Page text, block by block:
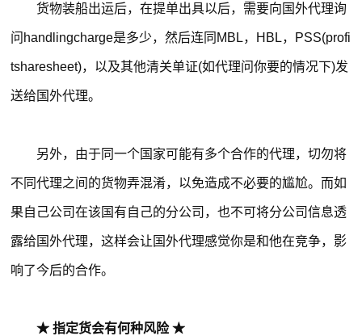
货物装船出运后，在提单出具以后，需要向国外代理询
问handlingcharge是多少，然后连同MBL，HBL，PSS(profi
tsharesheet)，以及其他清关单证(如代理问你要的情况下)发
送给国外代理。
另外，由于同一个国家可能有多个合作的代理，切勿将
不同代理之间的货物弄混淆，以免造成不必要的尴尬。而如
果自己公司在该国有自己的分公司，也不可将分公司信息透
露给国外代理，这样会让国外代理感觉你是和他在竞争，影
响了今后的合作。
★ 指定货会有何种风险 ★